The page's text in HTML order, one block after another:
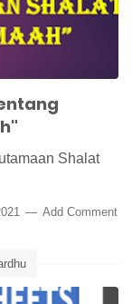
Shalat
Add Comment